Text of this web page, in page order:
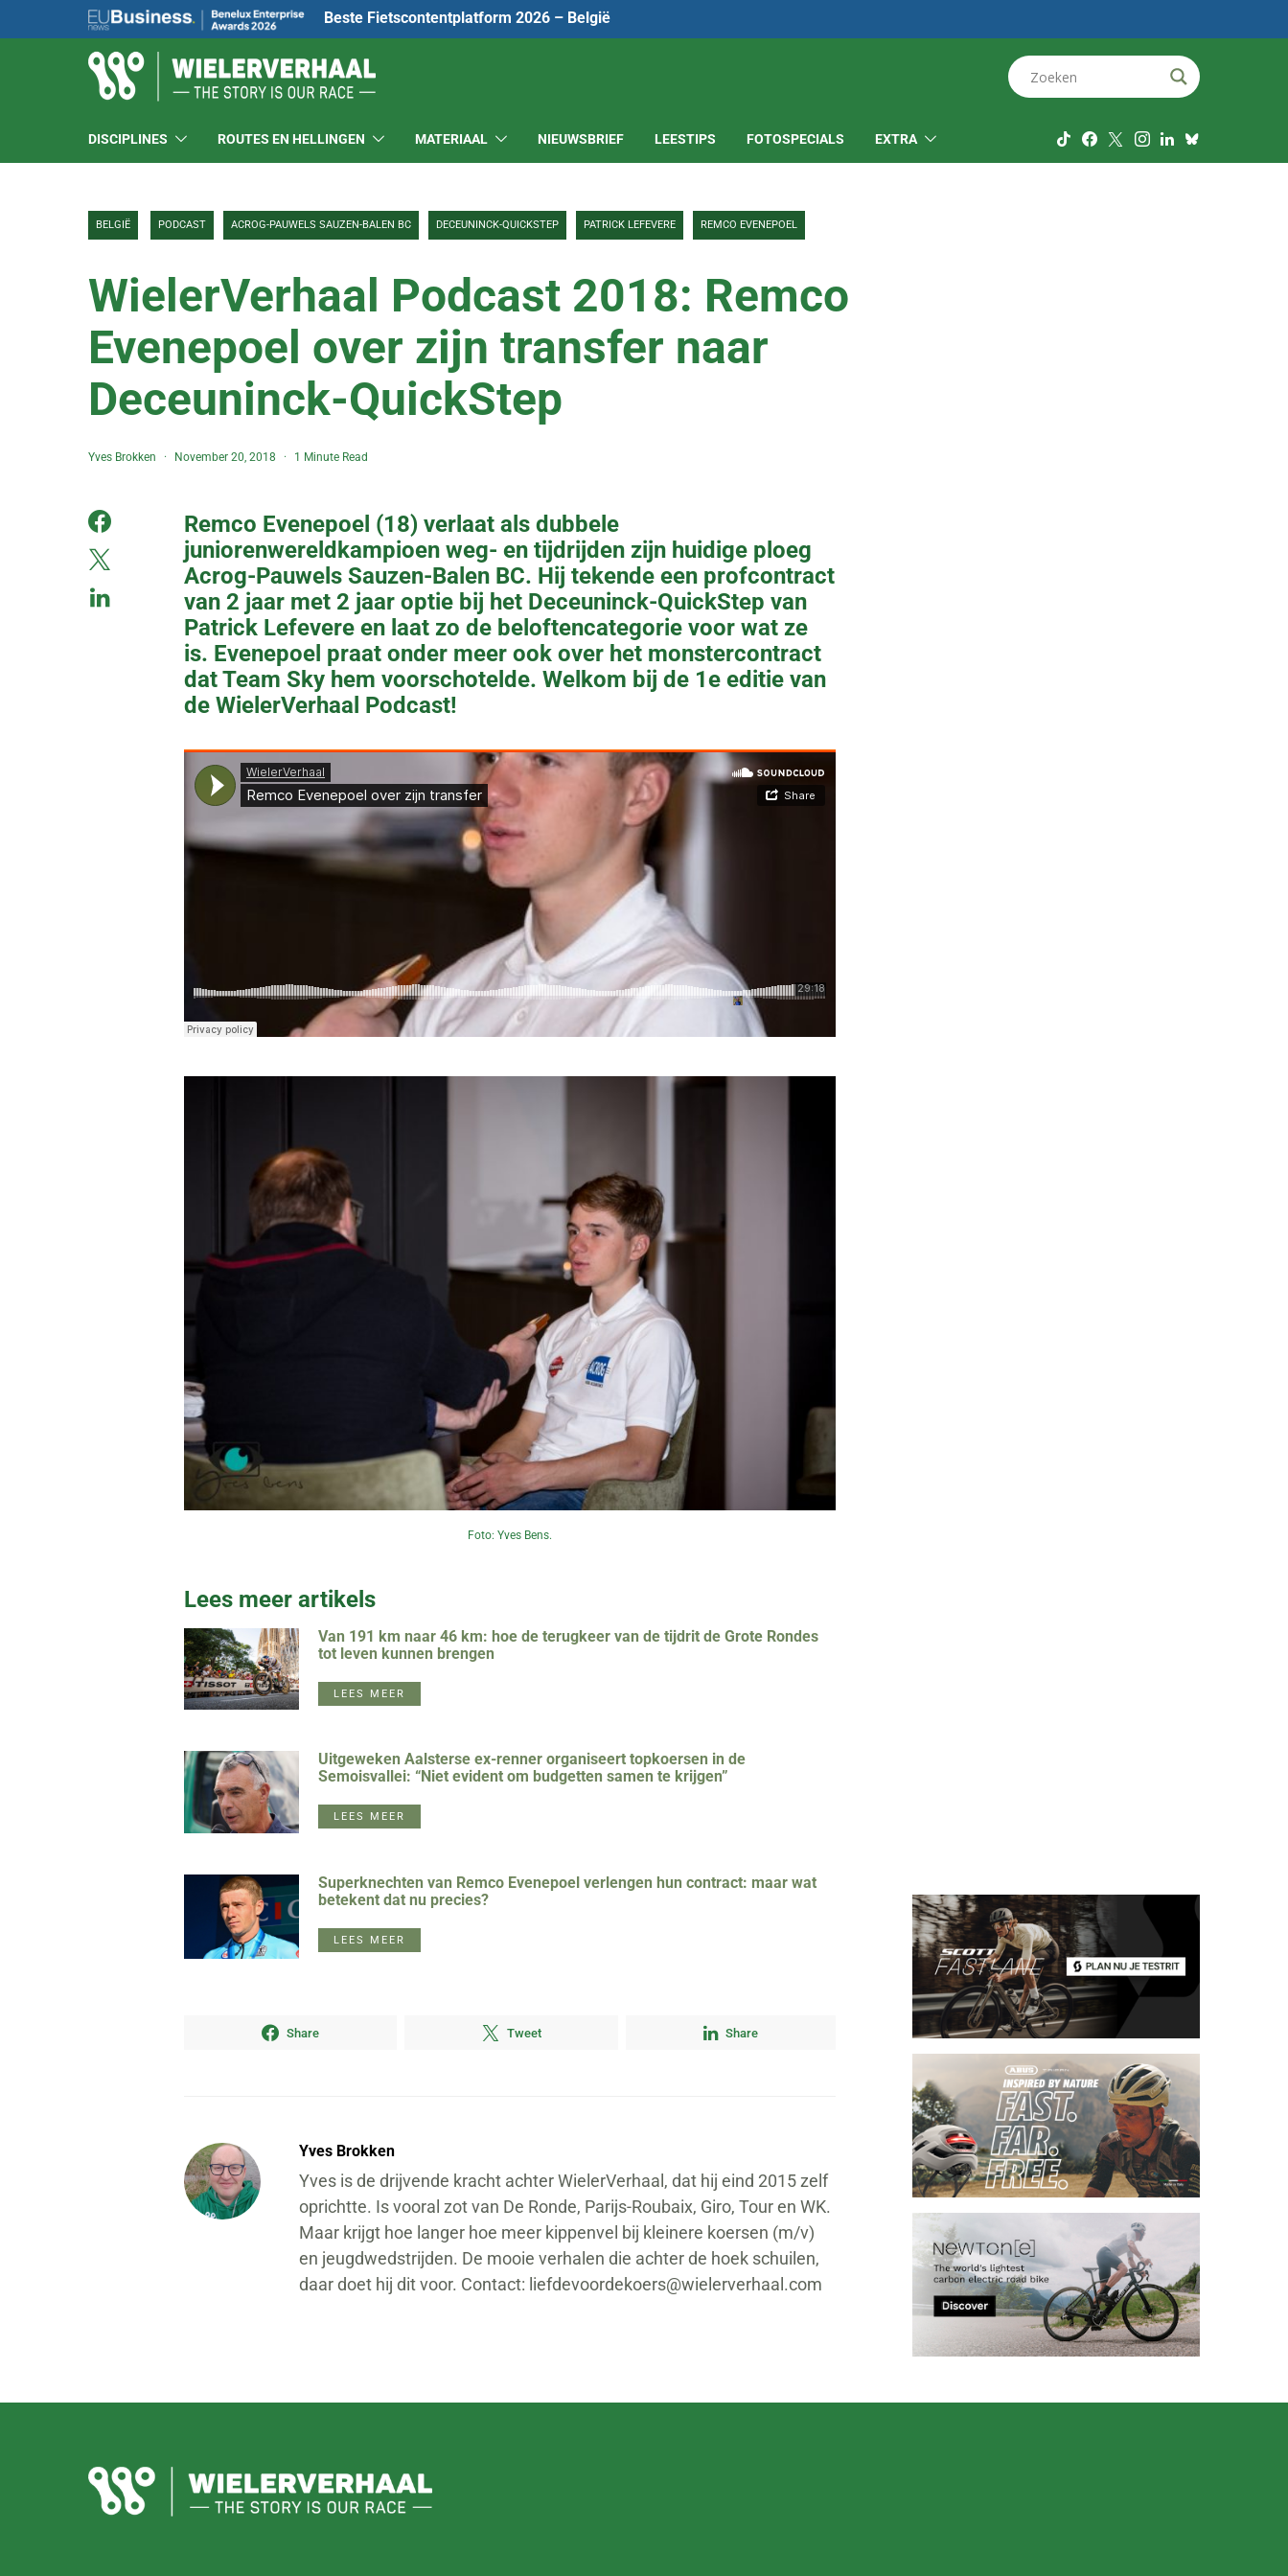
Beste Fietscontentplatform 2026 – België
DISCIPLINES ROUTES EN HELLINGEN MATERIAAL NIEUWSBRIEF LEESTIPS FOTOSPECIALS EXTRA
BELGIË PODCAST ACROG-PAUWELS SAUZEN-BALEN BC DECEUNINCK-QUICKSTEP PATRICK LEFEVERE REMCO EVENEPOEL
WielerVerhaal Podcast 2018: Remco
Evenepoel over zijn transfer naar
Deceuninck-QuickStep
Yves Brokken November 20, 2018 1 Minute Read
Remco Evenepoel (18) verlaat als dubbele
juniorenwereldkampioen weg- en tijdrijden zijn huidige ploeg
Acrog-Pauwels Sauzen-Balen BC. Hij tekende een profcontract
van 2 jaar met 2 jaar optie bij het Deceuninck-QuickStep van
Patrick Lefevere en laat zo de beloftencategorie voor wat ze
is. Evenepoel praat onder meer ook over het monstercontract
dat Team Sky hem voorschotelde. Welkom bij de 1e editie van
de WielerVerhaal Podcast!
Foto: Yves Bens.
Lees meer artikels
Van 191 km naar 46 km: hoe de terugkeer van de tijdrit de Grote Rondes
tot leven kunnen brengen
LEES MEER
Uitgeweken Aalsterse ex-renner organiseert topkoersen in de
Semoisvallei: “Niet evident om budgetten samen te krijgen”
LEES MEER
Superknechten van Remco Evenepoel verlengen hun contract: maar wat
betekent dat nu precies?
LEES MEER
Share Tweet Share
Yves Brokken
Yves is de drijvende kracht achter WielerVerhaal, dat hij eind 2015 zelf
oprichtte. Is vooral zot van De Ronde, Parijs-Roubaix, Giro, Tour en WK.
Maar krijgt hoe langer hoe meer kippenvel bij kleinere koersen (m/v)
en jeugdwedstrijden. De mooie verhalen die achter de hoek schuilen,
daar doet hij dit voor. Contact: liefdevoordekoers@wielerverhaal.com